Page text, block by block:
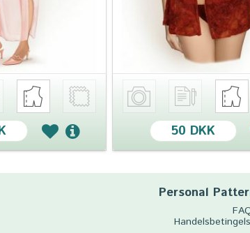
50 DKK
Personal